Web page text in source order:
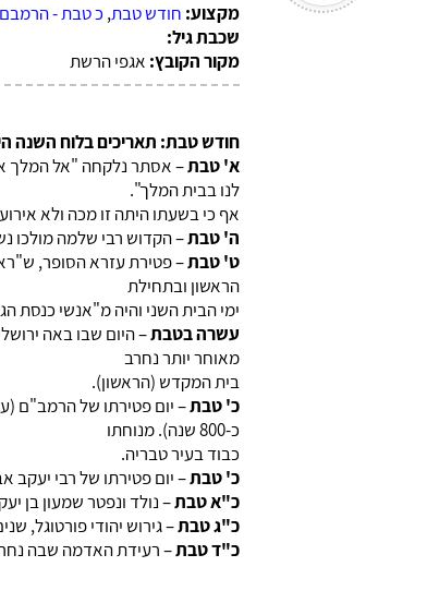
מקצוע: חודש טבת, כ טבת - הרמבם
שכבת גיל:
מקור הקובץ: אגפי הרשת
חודש טבת: תאריכים בלוח השנה
א' טבת– אסתר נלקחה "אל המלך
לנו בבית המלך".
אף כי בשעתו היתה זו מכה ולא
ה' טבת– הקדוש רבי שלמה מולכו
ט' טבת– פטירת עזרא הסופר,
הראשון ובתחילת
ימי הבית השני והיה מ"אנשי כנסת
עשרה בטבת
מאוחר יותר נחרב
בית המקדש (הראשון).
כ' טבת– יום פטירתו של הרמב"ם
כ-800 שנה). מנוחתו
כבוד בעיר טבריה.
כ' טבת– יום פטירתו של רבי
כ"א טבת– נולד ונפטר שמעון בן יעקב
כ"ג טבת– גירוש יהודי פורטוגל,
כ"ד טבת– רעידת האדמה שבה